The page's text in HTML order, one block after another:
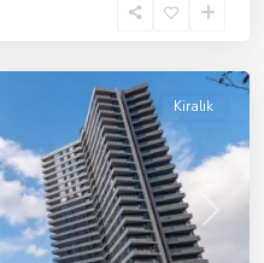
Next
Kiralık